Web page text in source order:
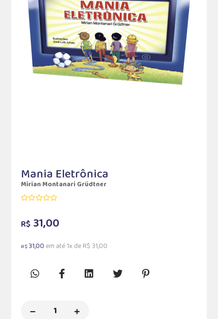
Mania Eletrônica
Mirian Montanari Grüdtner
R$ 31,00
R$31,00 em até 1x de R$ 31,00